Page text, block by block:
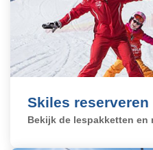
Skiles reserveren
Bekijk de lespakketten en